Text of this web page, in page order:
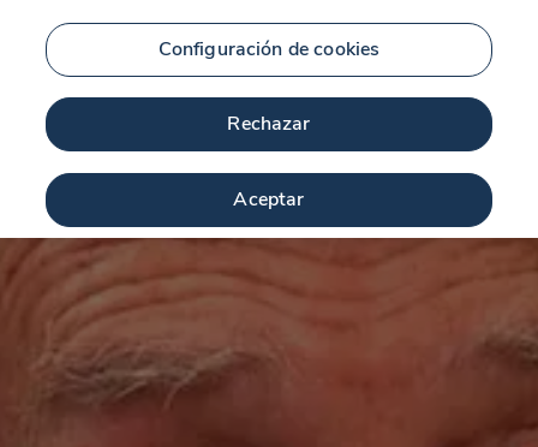
Configuración de cookies
Rechazar
Aceptar